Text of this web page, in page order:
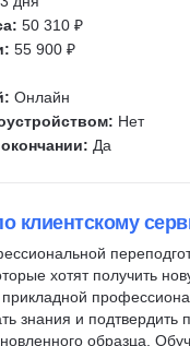
(АХО)
50 310 ₽
55 900 ₽
Онлайн
Нет
Да
клиентскому
хотят получить
знания и подтвердить
образца.